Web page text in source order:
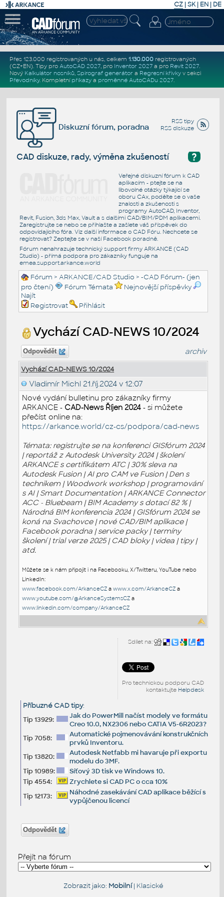
CZ | SK| EN | DE
Přes 123.000 registrovaných u nás, celkem 1.130.000registrovaných
(CZ+EN). Tipy pro AutoCAD 2027, pro Inventor 2027a pro Revit 2027.
Nový Kalkulátor nosníků, Spirograf generátor a Regresní křivkyv sekci
Převodníky. Kompletní příkazya proměnné AutoCADu 2027.
RSS tipy
RSS diskuze
Diskuzní fórum, poradna
?
CAD diskuze, rady, výměna zkušeností
Veřejné diskuzní fórum k CAD
aplikacím - ptejte se na
libovolné otázky týkající se
oboru CAx, podělte se o vaše
znalosti a zkušenosti s
programy AutoCAD, Inventor,
Revit, Fusion, 3ds Max, Vault a s dalšími CAD/BIM/PDM aplikacemi.
Zaregistrujte se nebo se přihlašte a zašlete váš příspěvek do
odpovídajícího fóra. Viz další informace o CAD Fóru. Nechcete se
registrovat? Zeptejte se v naší Facebook poradně.
Fórum nenahrazuje technický support firmy ARKANCE (CAD
Studio) - přímá podpora pro zákazníky funguje na
emea.support.arkance.world
Fórum >ARKANCE/CAD Studio >-CAD Fórum- (jen
pro čtení)
Fórum Témata
Nejnovější příspěvky
Najít
Registrovat
Přihlásit
Vychází CAD-NEWS 10/2024
Odpovědět archiv
Vychází CAD-NEWS 10/2024
Vladimír Michl 21.říj.2024 v 12:07
Nové vydání bulletinu pro zákazníky firmy
ARKANCE - CAD-News Říjen 2024 - si můžete
přečíst online na:
https://arkance.world/cz-cs/podpora/cad-news
Témata: registrujte se na konferenci GISfórum 2024
| reportáž z Autodesk University 2024 | školení
ARKANCE s certifikátem ATC | 30% sleva na
Autodesk Fusion | AI pro CAM ve Fusion | Den s
technikem | Woodwork workshop | programování
s AI | Smart Documentation | ARKANCE Connector
ACC - Bluebeam | BIM Academy s dotací 82 % |
Národná BIM konferencia 2024 | GISfórum 2024 se
koná na Svachovce | nové CAD/BIM aplikace |
Facebook poradna | service packy | termíny
školení | trial verze 2025 | CAD bloky | videa | tipy |
atd.
Můžete se k nám připojit i na Facebooku, X/Twitteru, YouTube nebo
LinkedIn:
www.facebook.com/ArkanceCZ awww.x.com/ArkanceCZ a
www.youtube.com/@ArkanceSystemsCZ a
www.linkedin.com/company/ArkanceCZ
Sdílet na:
Pro technickou podporu CAD
kontaktujte Helpdesk
Příbuzné CAD tipy:
Tip 13929:
Jak do PowerMill načíst modely ve formátu
Creo 10.0, NX2306 nebo CATIA V5-6R2023?
Tip 7058:
Automatické pojmenovávání konstrukčních
prvků Inventoru.
Tip 13820:
Autodesk Netfabb mi havaruje při exportu
modelu do 3MF.
Tip 10989:
Síťový 3D tisk ve Windows 10.
Tip 4554:
Zrychlete si CAD PC o cca 10%
Tip 12173:
Náhodné zasekávání CAD aplikace běžící s
vypůjčenou licencí
Odpovědět
Přejít na fórum
Zobrazit jako: Mobilní| Klasické